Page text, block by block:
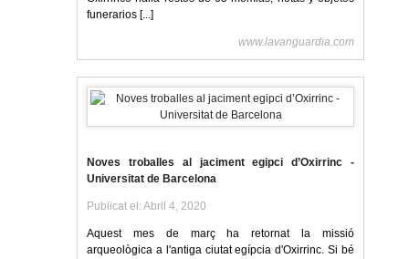
funerarios [...]
www.lavanguardia.com
Noves troballes al jaciment egipci d’Oxirrinc -
Universitat de Barcelona
Publicat el: Abril 4, 2020
Aquest mes de març ha retornat la missió
arqueològica a l'antiga ciutat egípcia d'Oxirrinc. Si bé